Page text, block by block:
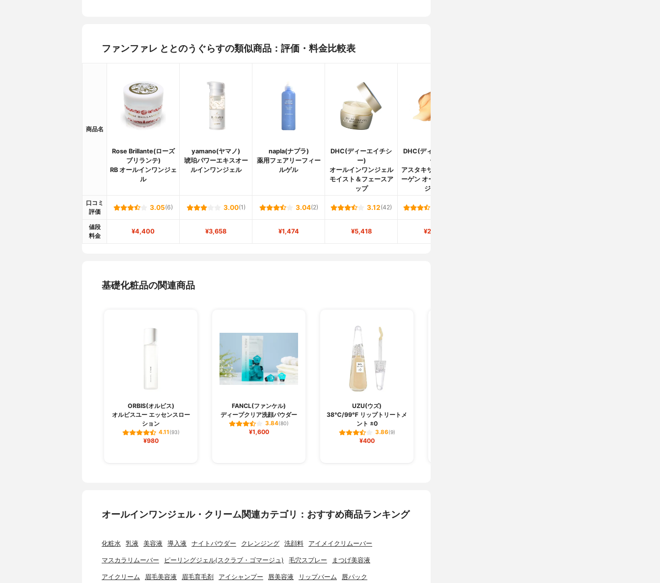
ファンファレ ととのうぐらすの類似商品：評価・料金比較表
商品名
Rose Brillante(ローズ
ブリランテ)
RB オールインワンジェ
ル
yamano(ヤマノ)
琥珀パワーエキスオー
ルインワンジェル
napla(ナプラ)
薬用フェアリーフィー
ルゲル
DHC(ディーエイチシ
ー)
オールインワンジェル
モイスト＆フェースア
ップ
DHC(ディーエイチシ
ー)
アスタキサンチン コラ
ーゲン オールインワン
ジェル
口コミ
評価
3.05(6) 3.00(1) 3.04(2) 3.12(42)
値段
料金
¥4,400 ¥3,658 ¥1,474 ¥5,418 ¥2,144
基礎化粧品の関連商品
ORBIS(オルビス)
オルビスユー エッセンスロー
ション
4.11(93)
¥980
FANCL(ファンケル)
ディープクリア洗顔パウダー
3.84(80)
¥1,600
UZU(ウズ)
38℃/99℉ リップトリートメ
ント ±0
3.86(9)
¥400
オールインワンジェル・クリーム関連カテゴリ：おすすめ商品ランキング
化粧水 乳液 美容液 導入液 ナイトパウダー クレンジング 洗顔料 アイメイクリムーバー
マスカラリムーバー ピーリングジェル(スクラブ・ゴマージュ) 毛穴スプレー まつげ美容液
アイクリーム 眉毛美容液 眉毛育毛剤 アイシャンプー 唇美容液 リップバーム 唇パック